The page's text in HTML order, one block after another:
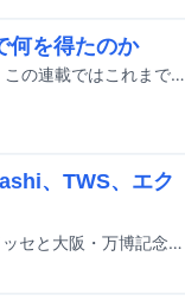
何を得たのか
音楽の仕事に携わる映像作家たちに焦点を当てる「映像で音楽を奏でる人々」。この連載ではこれまで、ミュージックビデオの監督を中心にさまざまな人々の話を聞いてきたが、今回登場するのはNHK Eテレの美術番組「びじゅチューン！」で知られる井上涼だ。「びじゅチューン！」ではアニメーション制作のみならず、作詞作曲から歌唱までもすべて1人で手がけていた井上。難解に思われがちな美術作品を自分なりに解釈し、ユニークなアニメーションと音楽で紹介することで、彼は子供たちをはじめ多くの人の心をつかんできた。そしてこの番組は2025年度（2026年3月）をもって、惜しまれつつもレギュラー放送を終了した。そこで今回は「びじゅチューン！」の13年間を総括する振り返りとして、オリジナリティあふれるポップな作品を生み出す背景や、1人ですべてをこなす制作の裏側、映像と音楽それぞれのルーツ、そして次なるステップへと向かう現在の心境まで、たっぷり語ってもらった。
、TWS、エク
2026年8月14日から16日までの3日間、千葉・ZOZOマリンスタジアム＆幕張メッセと大阪・万博記念公園で行われる音楽フェスティバル「SUMMER SONIC 2026」の出演アーティスト第6弾が発表された。